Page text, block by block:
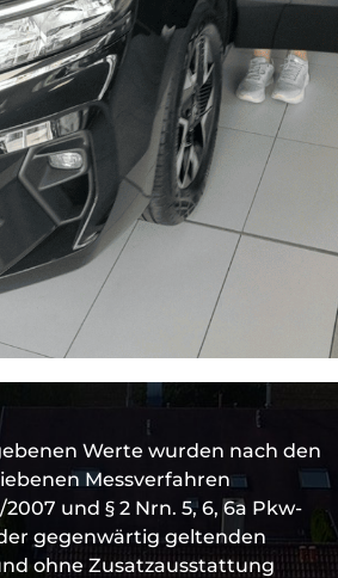
Werte wurden nach den
Messverfahren
2007 und § 2 Nrn. 5, 6, 6a Pkw-
gegenwärtig geltenden
ohne Zusatzausstattung